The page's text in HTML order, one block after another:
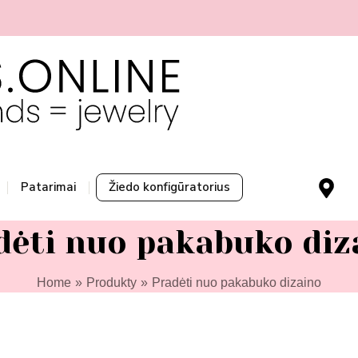
Patarimai Žiedo konfigūratorius
M
a
p
-
m
r
nuo pakabuko
Home Produkty Pradėti nuo pakabuko dizaino